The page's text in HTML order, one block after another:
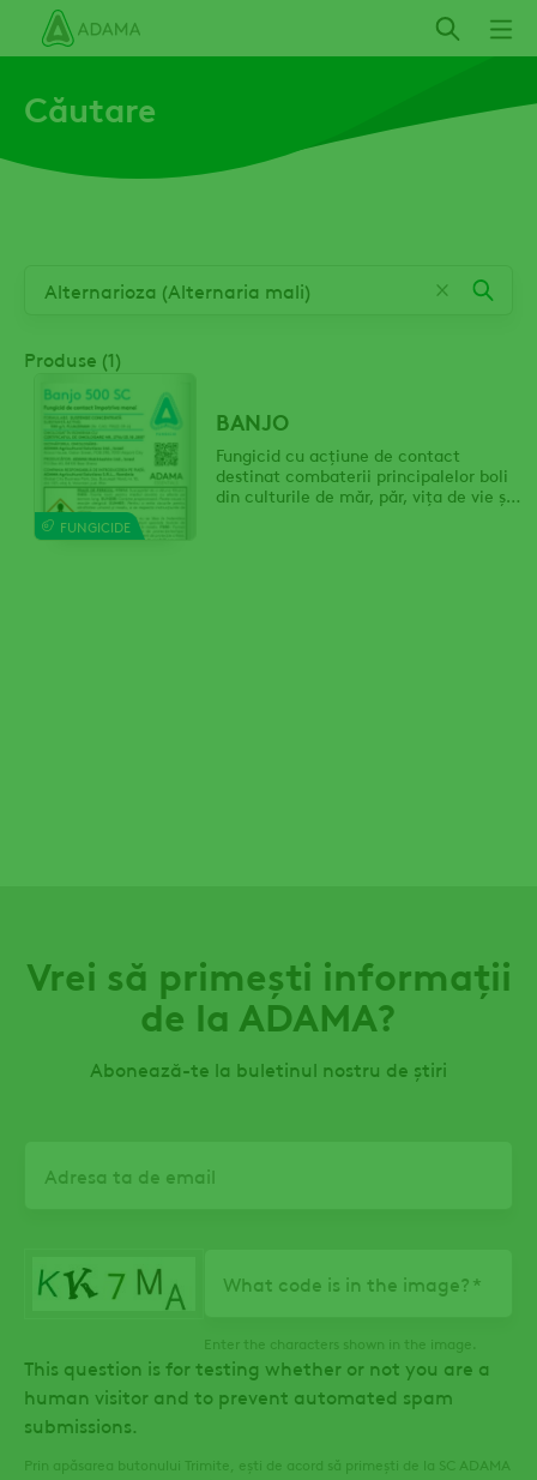
Mergi
principal
Căutare
Produse (1)
FUNGICIDE
BANJO
Fungicid cu acțiune de contact
destinat combaterii principalelor boli
din culturile de măr, păr, vița de vie și
Vrei să primești informații
de la ADAMA?
Abonează-te la buletinul nostru de știri
What code is in the image?
Enter the characters shown in the image.
This question is for testing whether or not you are a
human visitor and to prevent automated spam
submissions.
Prin apăsarea butonului Trimite, ești de acord să primești de la SC ADAMA